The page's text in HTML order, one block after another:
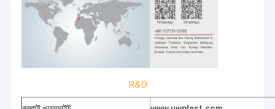
পণ্য
R&D
কোম্পানির পরিচিতিঃ
এবং পিপি বোনা মেশিন উৎপাদন, অ বোনা মেশিন, monofilament উত্পাদন লাইন আঠালো
টেপ মেশিন,মাল্টিফিলামেন্ট এক্সট্রুশন ইন্টারটুইস্টিং মেশিন, বৃত্তাকার তাঁত এবং খুচরা যন্ত্রাংশ